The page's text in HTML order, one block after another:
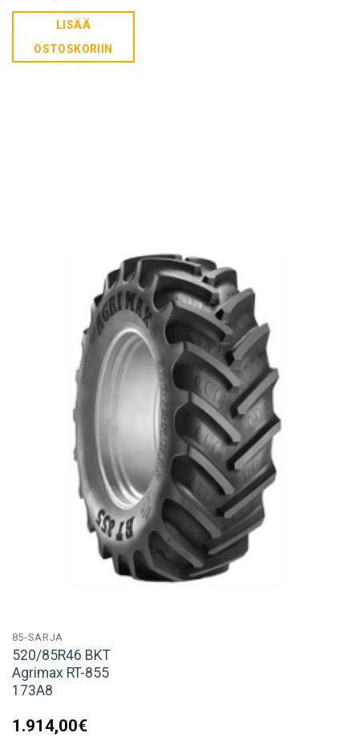
LISÄÄ
OSTOSKORIIN
85-SARJA
520/85R46 BKT
Agrimax RT-855
173A8
1.914,00€